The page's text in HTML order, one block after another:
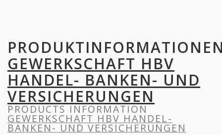
GEWERKSCHAFT HBV
HANDEL- BANKEN- UND
VERSICHERUNGEN
PRODUCTS INFORMATION
GEWERKSCHAFT HBV HANDEL-
BANKEN- UND VERSICHERUNGEN